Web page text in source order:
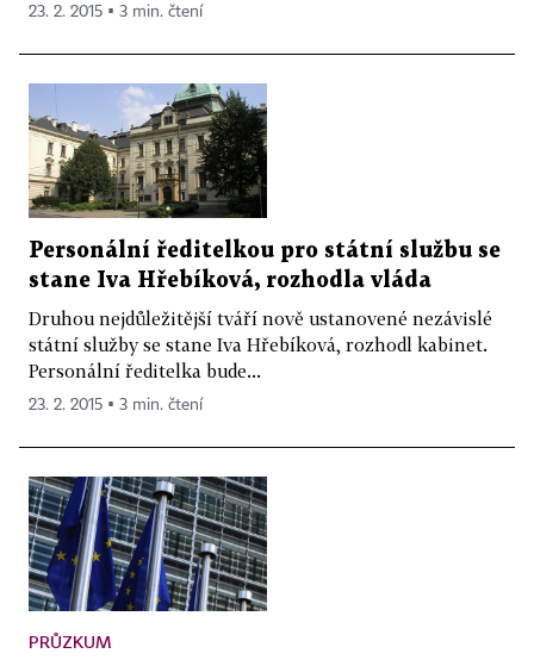
23. 2. 2015 ▪ 3 min. čtení
Personální ředitelkou pro státní službu se
stane Iva Hřebíková, rozhodla vláda
Druhou nejdůležitější tváří nově ustanovené nezávislé
státní služby se stane Iva Hřebíková, rozhodl kabinet.
Personální ředitelka bude...
23. 2. 2015 ▪ 3 min. čtení
PRŮZKUM